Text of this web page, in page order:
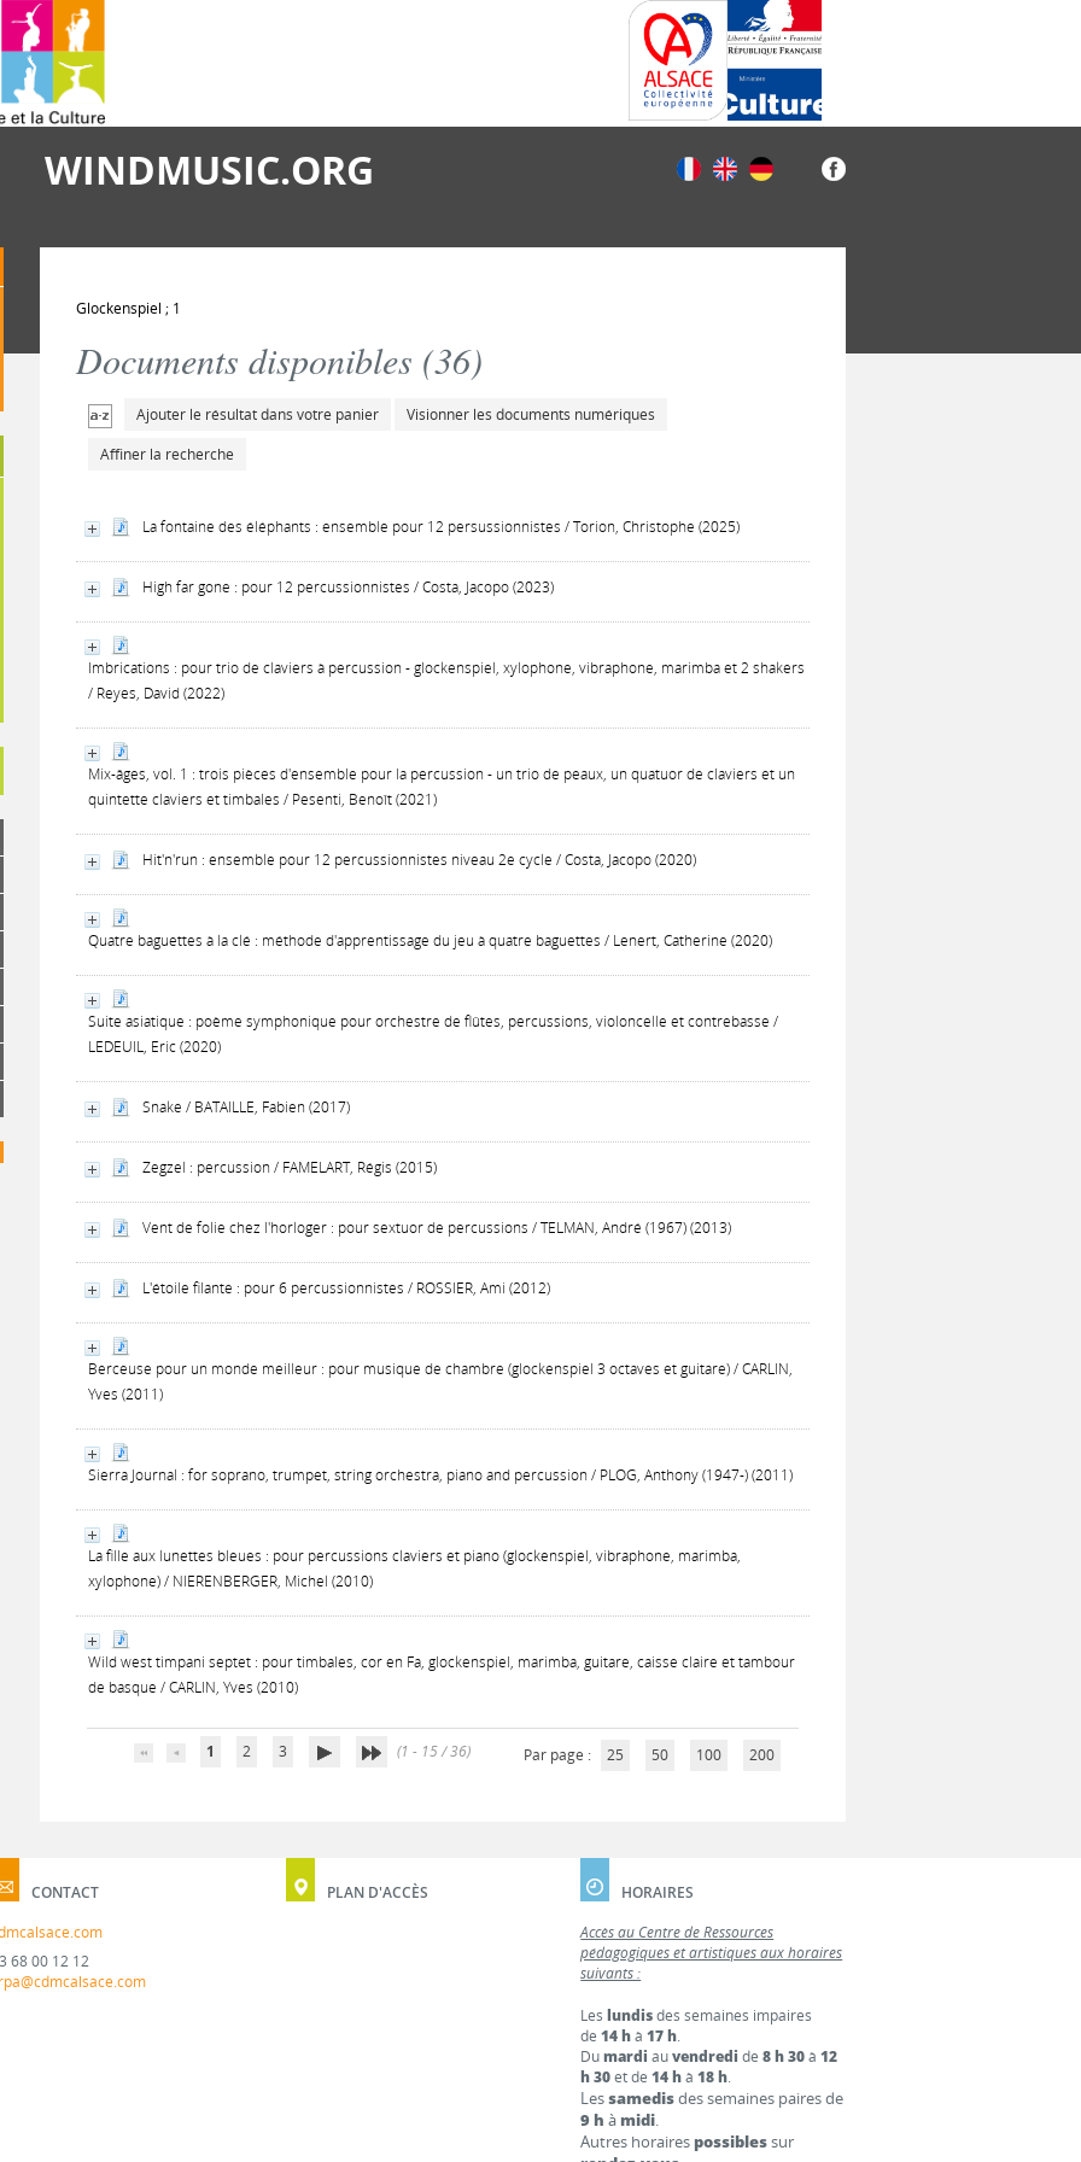
WINDMUSIC.ORG
Glockenspiel ; 1
Documents disponibles (36)
Ajouter le résultat dans votre panier
Visionner les documents numériques
Affiner la recherche
La fontaine des éléphants : ensemble pour 12 persussionnistes / Torion, Christophe (2025)
High far gone : pour 12 percussionnistes / Costa, Jacopo (2023)
Imbrications : pour trio de claviers à percussion - glockenspiel, xylophone, vibraphone, marimba et 2 shakers
/ Reyes, David (2022)
Mix-âges, vol. 1 : trois pièces d'ensemble pour la percussion - un trio de peaux, un quatuor de claviers et un
quintette claviers et timbales / Pesenti, Benoît (2021)
Hit'n'run : ensemble pour 12 percussionnistes niveau 2e cycle / Costa, Jacopo (2020)
Quatre baguettes à la clé : méthode d'apprentissage du jeu à quatre baguettes / Lenert, Catherine (2020)
Suite asiatique : poème symphonique pour orchestre de flûtes, percussions, violoncelle et contrebasse /
LEDEUIL, Eric (2020)
Snake / BATAILLE, Fabien (2017)
Zegzel : percussion / FAMELART, Régis (2015)
Vent de folie chez l'horloger : pour sextuor de percussions / TELMAN, André (1967) (2013)
L'étoile filante : pour 6 percussionnistes / ROSSIER, Ami (2012)
Berceuse pour un monde meilleur : pour musique de chambre (glockenspiel 3 octaves et guitare) / CARLIN,
Yves (2011)
Sierra Journal : for soprano, trumpet, string orchestra, piano and percussion / PLOG, Anthony (1947-) (2011)
La fille aux lunettes bleues : pour percussions claviers et piano (glockenspiel, vibraphone, marimba,
xylophone) / NIERENBERGER, Michel (2010)
Wild west timpani septet : pour timbales, cor en Fa, glockenspiel, marimba, guitare, caisse claire et tambour
de basque / CARLIN, Yves (2010)
1 2 3 (1 - 15 / 36) Par page : 25 50 100 200
CONTACT
68 00 12 12
PLAN D'ACCÈS
HORAIRES
Accès au Centre de Ressources
pédagogiques et artistiques aux horaires
suivants :
Leslundisdes semaines impaires
de14 hà17 h.
Dumardi auvendredi de8 h 30à12
h 30et de14 hà18 h.
Lessamedisdes semaines paires de
9 h à midi.
Autres horaires possiblessur